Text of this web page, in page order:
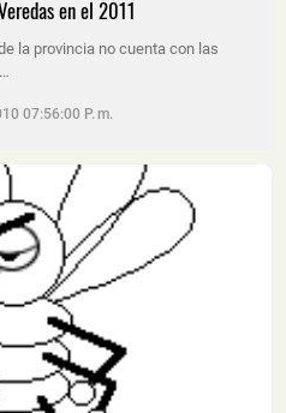
en el 2011
la provincia no cuenta con las
07:56:00 P. M.